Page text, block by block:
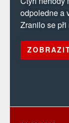
odpoledne a
Zranilo se při